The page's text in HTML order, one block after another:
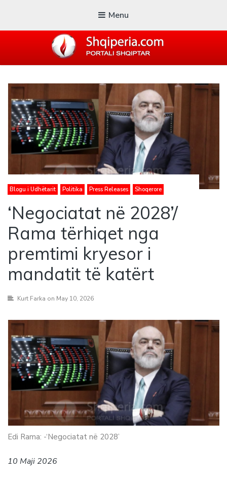
Menu
Blogu i ShqiperiaCom
Blogu i Udhëtarit Politika Press Releases Shoqerore
‘Negociatat në 2028’/
Rama tërhiqet nga
premtimi kryesor i
mandatit të katërt
Kurt Farka on May 10, 2026
Edi Rama: -‘Negociatat në 2028’
10 Maji 2026